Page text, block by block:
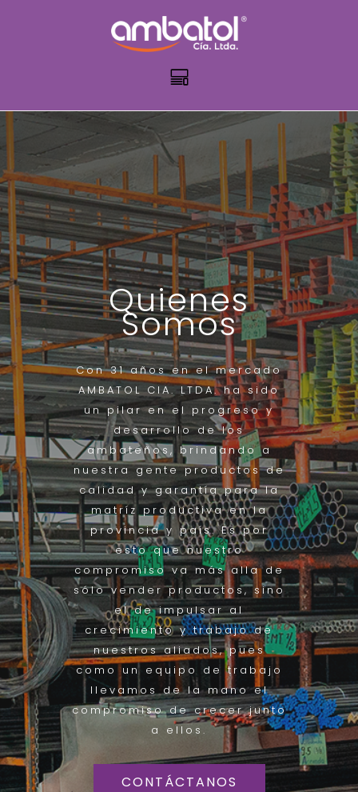
Quienes
Somos
Con 31 años en el mercado
AMBATOL CIA. LTDA. ha sido
un pilar en el progreso y
desarrollo de los
ambateños, brindando a
nuestra gente productos de
calidad y garantía para la
matríz productiva en la
provincia y país. Es por
esto que nuestro
compromiso va más alla de
sólo vender productos, sino
el de impulsar al
crecimiento y trabajo de
nuestros aliados, pues
como un equipo de trabajo
llevamos de la mano el
compromiso de crecer junto
a ellos.
CONTÁCTANOS